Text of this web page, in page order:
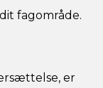
fagområde.
er